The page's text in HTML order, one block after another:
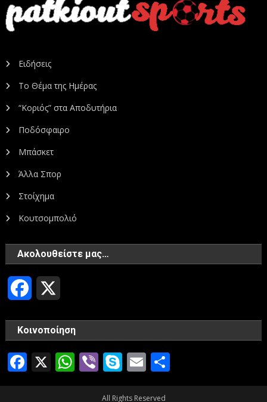
Ειδήσεις
Το Θέμα της Ημέρας
“Κοριός” στα Αποδυτήρια
Ποδόσφαιρο
Μπάσκετ
Άλλα Σπορ
Στοίχημα
Κουτσομπολιό
Ακολουθείστε μας…
Facebook
Κοινοποίηση
Facebook
X WhatsApp
ViberSkype
Email
All Rights Reserved